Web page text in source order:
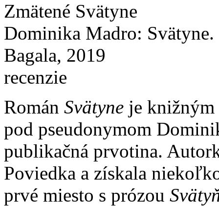
Zmätené Svätyne
Dominika Madro:
Bagala, 2019
recenzie
Román Svätyne je knižným
pod pseudonymom
publikačná prvotina.
Poviedka a získala
prvé miesto s prózou